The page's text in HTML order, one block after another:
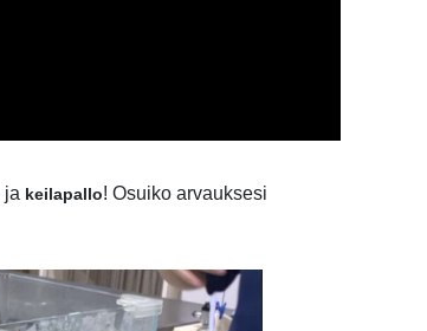
ja keilapallo! Osuiko arvauksesi